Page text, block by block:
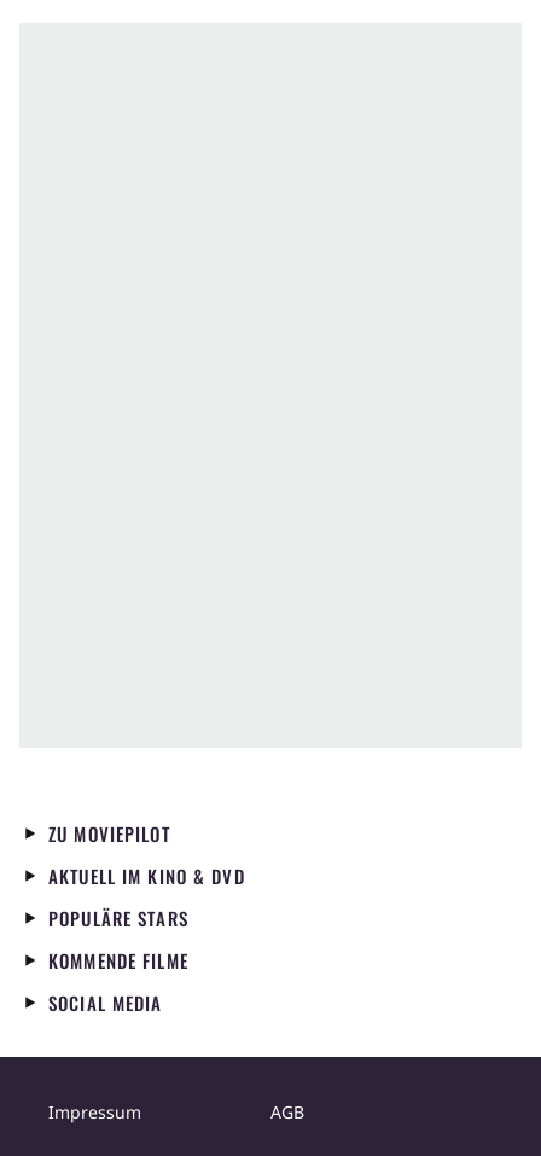
ZU MOVIEPILOT
AKTUELL IM KINO & DVD
POPULÄRE STARS
KOMMENDE FILME
SOCIAL MEDIA
Impressum AGB